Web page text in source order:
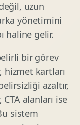
uzun
yönetimini
haline gelir.
bir görev
hizmet kartları
azaltır,
alanları ise
sistem